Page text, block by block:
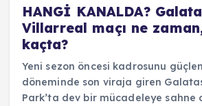
HANGİ KANALDA?
Villarreal maçı ne
kaçta?
Yeni sezon öncesi kadrosunu
döneminde son viraja giren
Park’ta dev bir mücadeleye sahne